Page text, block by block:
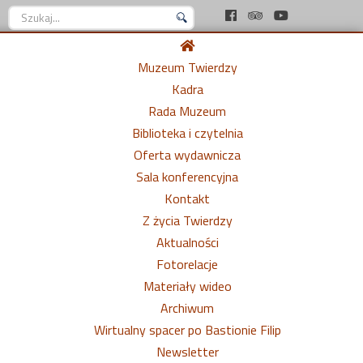
Szukaj...
Muzeum Twierdzy
Kadra
Rada Muzeum
Biblioteka i czytelnia
Oferta wydawnicza
Sala konferencyjna
Kontakt
Z życia Twierdzy
Aktualności
Fotorelacje
Materiały wideo
Archiwum
Wirtualny spacer po Bastionie Filip
Newsletter